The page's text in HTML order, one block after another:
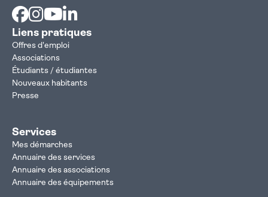
Facebook
Instagram
Youtube
Liens pratiques
Offres d'emploi
Associations
Étudiants / étudiantes
Nouveaux habitants
Presse
Services
Mes démarches
Annuaire des services
Annuaire des associations
Annuaire des équipements